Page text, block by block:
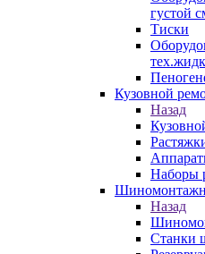
густой
Тиски
Кузовной
Назад
Наборы
Назад
Станки